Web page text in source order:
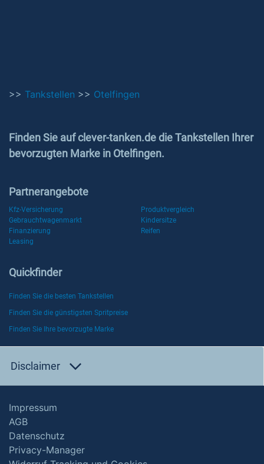
>> Tankstellen >> Otelfingen
Finden Sie auf clever-tanken.de die Tankstellen Ihrer
bevorzugten Marke in Otelfingen.
Partnerangebote
Kfz-Versicherung
Produktvergleich
Gebrauchtwagenmarkt
Kindersitze
Finanzierung
Reifen
Leasing
Quickfinder
Finden Sie die besten Tankstellen
Finden Sie die günstigsten Spritpreise
Finden Sie Ihre bevorzugte Marke
Disclaimer
Impressum
AGB
Datenschutz
Privacy-Manager